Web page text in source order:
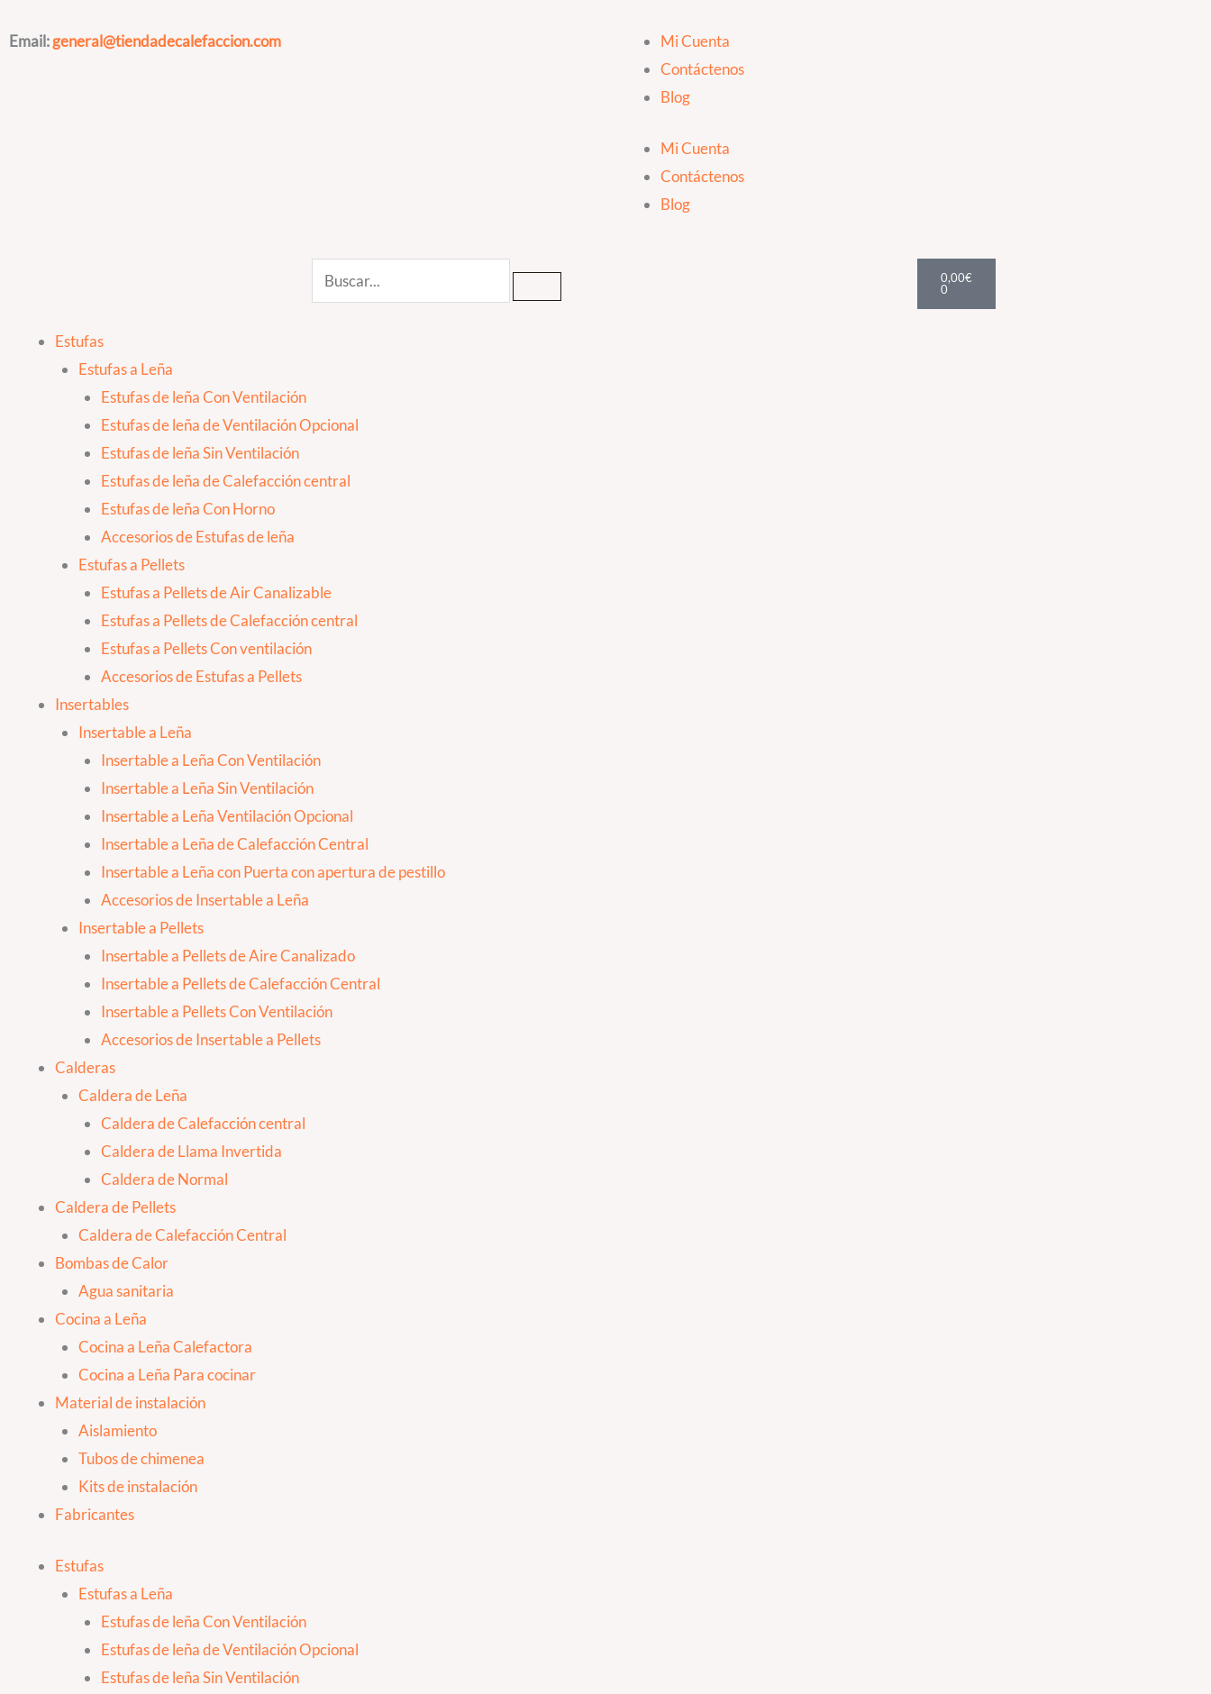
Email:general@tiendadecalefaccion.com
Mi Cuenta
Contáctenos
Blog
Mi Cuenta
Contáctenos
Blog
Search 0,00€
0
Cart
Estufas
Estufas a Leña
Estufas de leña Con Ventilación
Estufas de leña de Ventilación Opcional
Estufas de leña Sin Ventilación
Estufas de leña de Calefacción central
Estufas de leña Con Horno
Accesorios de Estufas de leña
Estufas a Pellets
Estufas a Pellets de Air Canalizable
Estufas a Pellets de Calefacción central
Estufas a Pellets Con ventilación
Accesorios de Estufas a Pellets
Insertables
Insertable a Leña
Insertable a Leña Con Ventilación
Insertable a Leña Sin Ventilación
Insertable a Leña Ventilación Opcional
Insertable a Leña de Calefacción Central
Insertable a Leña con Puerta con apertura de pestillo
Accesorios de Insertable a Leña
Insertable a Pellets
Insertable a Pellets de Aire Canalizado
Insertable a Pellets de Calefacción Central
Insertable a Pellets Con Ventilación
Accesorios de Insertable a Pellets
Calderas
Caldera de Leña
Caldera de Calefacción central
Caldera de Llama Invertida
Caldera de Normal
Caldera de Pellets
Caldera de Calefacción Central
Bombas de Calor
Agua sanitaria
Cocina a Leña
Cocina a Leña Calefactora
Cocina a Leña Para cocinar
Material de instalación
Aislamiento
Tubos de chimenea
Kits de instalación
Fabricantes
Estufas
Estufas a Leña
Estufas de leña Con Ventilación
Estufas de leña de Ventilación Opcional
Estufas de leña Sin Ventilación